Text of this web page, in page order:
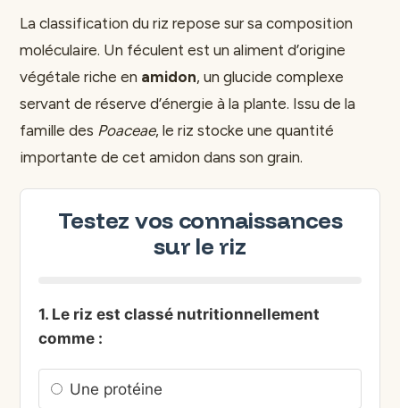
La classification du riz repose sur sa composition
moléculaire. Un féculent est un aliment d’origine
végétale riche en amidon, un glucide complexe
servant de réserve d’énergie à la plante. Issu de la
famille des Poaceae, le riz stocke une quantité
importante de cet amidon dans son grain.
Testez vos connaissances
sur le riz
1. Le riz est classé nutritionnellement
comme :
Une protéine